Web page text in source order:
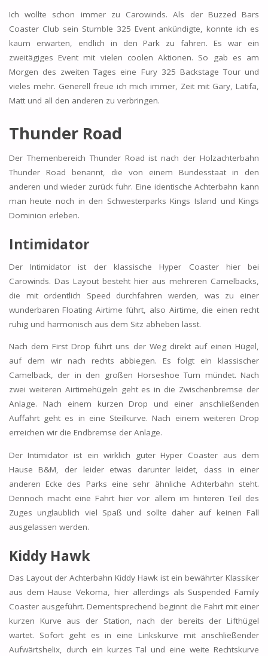
Ich wollte schon immer zu Carowinds. Als der Buzzed Bars
Coaster Club sein Stumble 325 Event ankündigte, konnte ich es
kaum erwarten, endlich in den Park zu fahren. Es war ein
zweitägiges Event mit vielen coolen Aktionen. So gab es am
Morgen des zweiten Tages eine Fury 325 Backstage Tour und
vieles mehr. Generell freue ich mich immer, Zeit mit Gary, Latifa,
Matt und all den anderen zu verbringen.
Thunder Road
Der Themenbereich Thunder Road ist nach der Holzachterbahn
Thunder Road benannt, die von einem Bundesstaat in den
anderen und wieder zurück fuhr. Eine identische Achterbahn kann
man heute noch in den Schwesterparks Kings Island und Kings
Dominion erleben.
Intimidator
Der Intimidator ist der klassische Hyper Coaster hier bei
Carowinds. Das Layout besteht hier aus mehreren Camelbacks,
die mit ordentlich Speed durchfahren werden, was zu einer
wunderbaren Floating Airtime führt, also Airtime, die einen recht
ruhig und harmonisch aus dem Sitz abheben lässt.
Nach dem First Drop führt uns der Weg direkt auf einen Hügel,
auf dem wir nach rechts abbiegen. Es folgt ein klassischer
Camelback, der in den großen Horseshoe Turn mündet. Nach
zwei weiteren Airtimehügeln geht es in die Zwischenbremse der
Anlage. Nach einem kurzen Drop und einer anschließenden
Auffahrt geht es in eine Steilkurve. Nach einem weiteren Drop
erreichen wir die Endbremse der Anlage.
Der Intimidator ist ein wirklich guter Hyper Coaster aus dem
Hause B&M, der leider etwas darunter leidet, dass in einer
anderen Ecke des Parks eine sehr ähnliche Achterbahn steht.
Dennoch macht eine Fahrt hier vor allem im hinteren Teil des
Zuges unglaublich viel Spaß und sollte daher auf keinen Fall
ausgelassen werden.
Kiddy Hawk
Das Layout der Achterbahn Kiddy Hawk ist ein bewährter Klassiker
aus dem Hause Vekoma, hier allerdings als Suspended Family
Coaster ausgeführt. Dementsprechend beginnt die Fahrt mit einer
kurzen Kurve aus der Station, nach der bereits der Lifthügel
wartet. Sofort geht es in eine Linkskurve mit anschließender
Aufwärtshelix, durch ein kurzes Tal und eine weite Rechtskurve